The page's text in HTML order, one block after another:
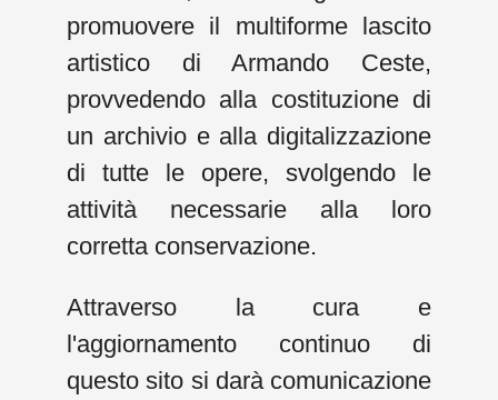
promuovere il multiforme lascito
artistico di Armando Ceste,
provvedendo alla costituzione di
un archivio e alla digitalizzazione
di tutte le opere, svolgendo le
attività necessarie alla loro
corretta conservazione.
Attraverso la cura e
l'aggiornamento continuo di
questo sito si darà comunicazione